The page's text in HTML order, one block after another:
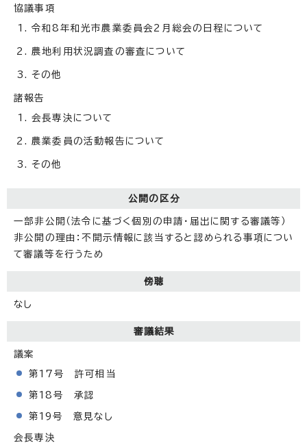
協議事項
令和8年和光市農業委員会2月総会の日程について
農地利用状況調査の審査について
その他
諸報告
会長専決について
農業委員の活動報告について
その他
公開の区分
一部非公開（法令に基づく個別の申請・届出に関する審議等）
非公開の理由：不開示情報に該当すると認められる事項につい
て審議等を行うため
傍聴
なし
審議結果
議案
第17号 許可相当
第18号 承認
第19号 意見なし
会長専決